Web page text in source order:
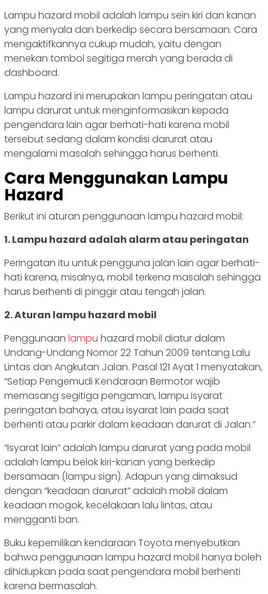
Lampu hazard mobil adalah lampu sein kiri dan kanan
yang menyala dan berkedip secara bersamaan. Cara
mengaktifkannya cukup mudah, yaitu dengan
menekan tombol segitiga merah yang berada di
dashboard.
Lampu hazard ini merupakan lampu peringatan atau
lampu darurat untuk menginformasikan kepada
pengendara lain agar berhati-hati karena mobil
tersebut sedang dalam kondisi darurat atau
mengalami masalah sehingga harus berhenti.
Cara Menggunakan Lampu
Hazard
Berikut ini aturan penggunaan lampu hazard mobil:
1. Lampu hazard adalah alarm atau peringatan
Peringatan itu untuk pengguna jalan lain agar berhati-
hati karena, misalnya, mobil terkena masalah sehingga
harus berhenti di pinggir atau tengah jalan.
2. Aturan lampu hazard mobil
Penggunaan lampu hazard mobil diatur dalam
Undang-Undang Nomor 22 Tahun 2009 tentang Lalu
Lintas dan Angkutan Jalan. Pasal 121 Ayat 1 menyatakan,
“Setiap Pengemudi Kendaraan Bermotor wajib
memasang segitiga pengaman, lampu isyarat
peringatan bahaya, atau isyarat lain pada saat
berhenti atau parkir dalam keadaan darurat di Jalan.”
“Isyarat lain” adalah lampu darurat yang pada mobil
adalah lampu belok kiri-kanan yang berkedip
bersamaan (lampu sign). Adapun yang dimaksud
dengan “keadaan darurat” adalah mobil dalam
keadaan mogok, kecelakaan lalu lintas, atau
mengganti ban.
Buku kepemilikan kendaraan Toyota menyebutkan
bahwa penggunaan lampu hazard mobil hanya boleh
dihidupkan pada saat pengendara mobil berhenti
karena bermasalah.